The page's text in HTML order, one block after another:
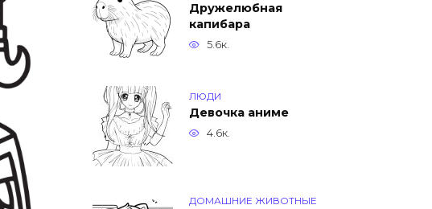
Дружелюбная
капибара
5.6к.
ЛЮДИ
Девочка аниме
4.6к.
ДОМАШНИЕ ЖИВОТНЫЕ